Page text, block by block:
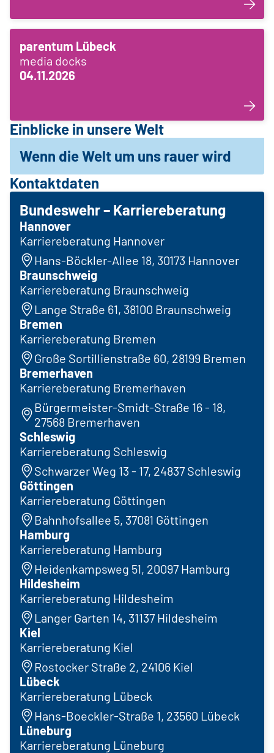
parentum Lübeck
media docks
04.11.2026
Einblicke in unsere Welt
Wenn die Welt um uns rauer wird
Kontaktdaten
Bundeswehr – Karriereberatung
Hannover
Karriereberatung Hannover
Hans-Böckler-Allee 18, 30173 Hannover
Braunschweig
Karriereberatung Braunschweig
Lange Straße 61, 38100 Braunschweig
Bremen
Karriereberatung Bremen
Große Sortillienstraße 60, 28199 Bremen
Bremerhaven
Karriereberatung Bremerhaven
Bürgermeister-Smidt-Straße 16 - 18,
27568 Bremerhaven
Schleswig
Karriereberatung Schleswig
Schwarzer Weg 13 - 17, 24837 Schleswig
Göttingen
Karriereberatung Göttingen
Bahnhofsallee 5, 37081 Göttingen
Hamburg
Karriereberatung Hamburg
Heidenkampsweg 51, 20097 Hamburg
Hildesheim
Karriereberatung Hildesheim
Langer Garten 14, 31137 Hildesheim
Kiel
Karriereberatung Kiel
Rostocker Straße 2, 24106 Kiel
Lübeck
Karriereberatung Lübeck
Hans-Boeckler-Straße 1, 23560 Lübeck
Lüneburg
Karriereberatung Lüneburg